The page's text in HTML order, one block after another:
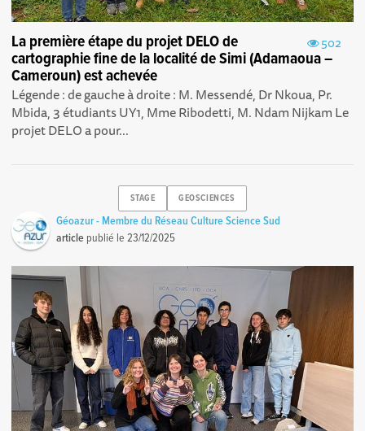
502
La première étape du projet DELO de
cartographie fine de la localité de Simi (Adamaoua –
Cameroun) est achevée
Légende : de gauche à droite : M. Messendé, Dr Nkoua, Pr.
Mbida, 3 étudiants UY1, Mme Ribodetti, M. Ndam Nijkam Le
projet DELO a pour...
STAGE GEOSCIENCES
Géoazur - Membre du Réseau Culture Science Sud
article publié le23/12/2025